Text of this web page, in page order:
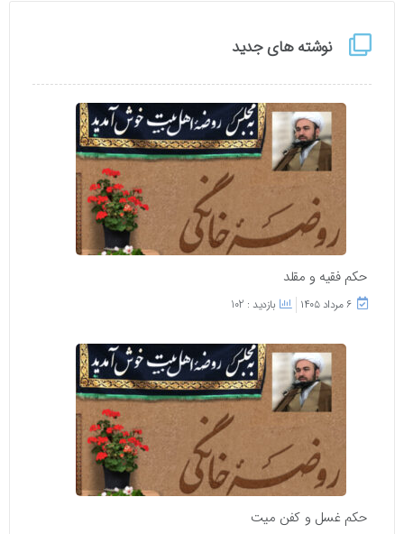
نوشته های جدید
حکم فقیه و مقلد
۶ مرداد ۱۴۰۵ بازدید : 102
حکم غسل و کفن میت